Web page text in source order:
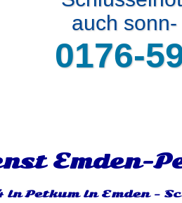
auch
0176-
Emden-
Petkum in Emden -